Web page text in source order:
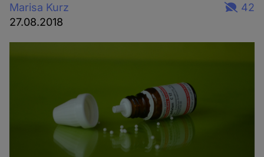
Marisa Kurz
27.08.2018
42